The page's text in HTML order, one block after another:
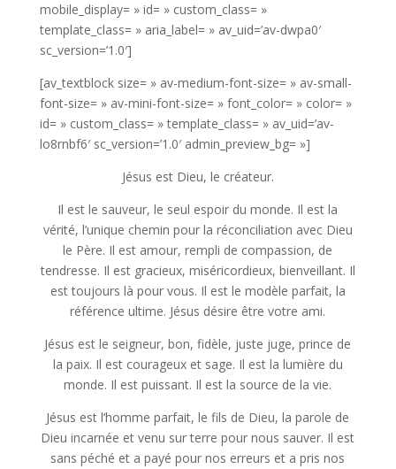
mobile_display= » id= » custom_class= »
template_class= » aria_label= » av_uid=’av-dwpa0′
sc_version=’1.0′]
[av_textblock size= » av-medium-font-size= » av-small-
font-size= » av-mini-font-size= » font_color= » color= »
id= » custom_class= » template_class= » av_uid=’av-
lo8rnbf6′ sc_version=’1.0′ admin_preview_bg= »]
Jésus est Dieu, le créateur.
Il est le sauveur, le seul espoir du monde. Il est la
vérité, l’unique chemin pour la réconciliation avec Dieu
le Père. Il est amour, rempli de compassion, de
tendresse. Il est gracieux, miséricordieux, bienveillant. Il
est toujours là pour vous. Il est le modèle parfait, la
référence ultime. Jésus désire être votre ami.
Jésus est le seigneur, bon, fidèle, juste juge, prince de
la paix. Il est courageux et sage. Il est la lumière du
monde. Il est puissant. Il est la source de la vie.
Jésus est l’homme parfait, le fils de Dieu, la parole de
Dieu incarnée et venu sur terre pour nous sauver. Il est
sans péché et a payé pour nos erreurs et a pris nos